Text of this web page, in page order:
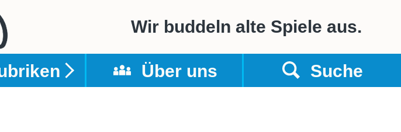
Wir buddeln alte Spiele aus.
Unternavigation
der
Über uns Suche